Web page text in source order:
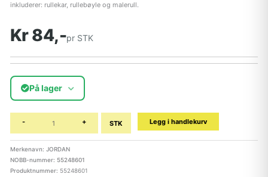
inkluderer: rullekar, rullebøyle og malerull.
Kr 84,-pr STK
På lager
- + STK Legg i handlekurv
Merkenavn: JORDAN
NOBB-nummer: 55248601
Produktnummer: 55248601